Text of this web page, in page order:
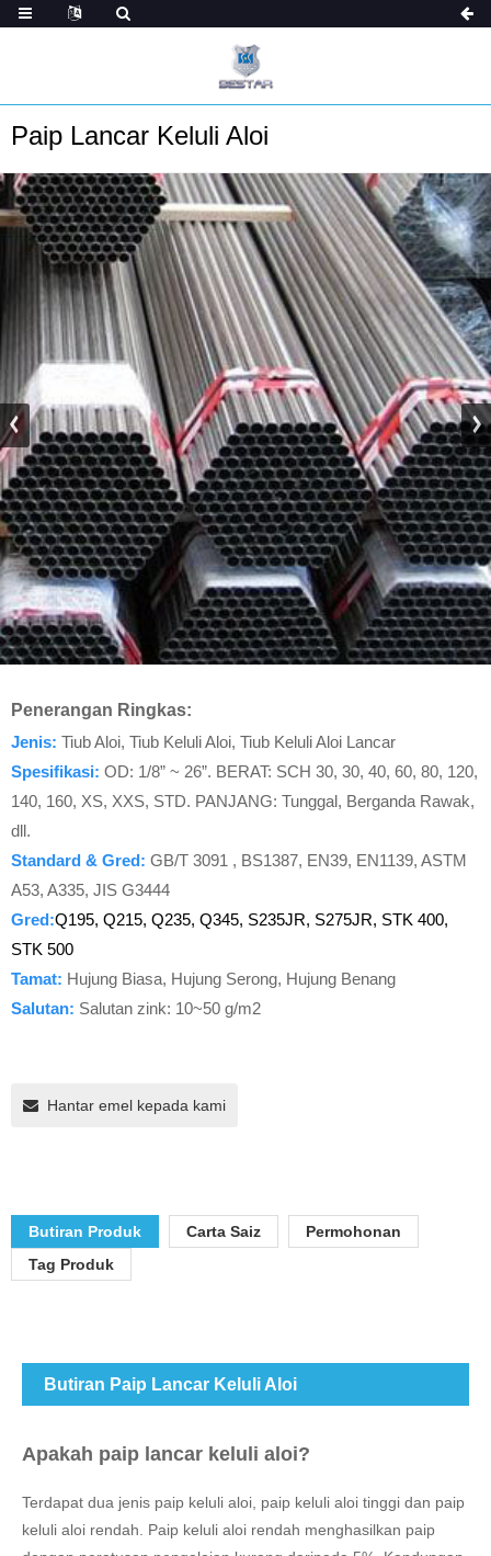
Paip Lancar Keluli Aloi
Penerangan Ringkas:
Jenis: Tiub Aloi, Tiub Keluli Aloi, Tiub Keluli Aloi Lancar
Spesifikasi: OD: 1/8” ~ 26”. BERAT: SCH 30, 30, 40, 60, 80, 120,
140, 160, XS, XXS, STD. PANJANG: Tunggal, Berganda Rawak,
dll.
Standard & Gred: GB/T 3091 , BS1387, EN39, EN1139, ASTM
A53, A335, JIS G3444
Gred:Q195, Q215, Q235, Q345, S235JR, S275JR, STK 400,
STK 500
Tamat: Hujung Biasa, Hujung Serong, Hujung Benang
Salutan: Salutan zink: 10~50 g/m2
Hantar emel kepada kami
Butiran Produk Carta Saiz
Permohonan
Tag Produk
Butiran Paip Lancar Keluli Aloi
Apakah paip lancar keluli aloi?
Terdapat dua jenis paip keluli aloi, paip keluli aloi tinggi dan paip
keluli aloi rendah. Paip keluli aloi rendah menghasilkan paip